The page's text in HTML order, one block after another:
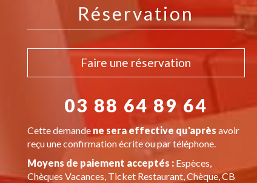
Réservation
Faire une réservation
03 88 64 89 64
Cette demande ne sera effective qu'après avoir
reçu une confirmation écrite ou par téléphone.
Moyens de paiement acceptés :Espèces,
Chèques Vacances, Ticket Restaurant, Chèque, CB